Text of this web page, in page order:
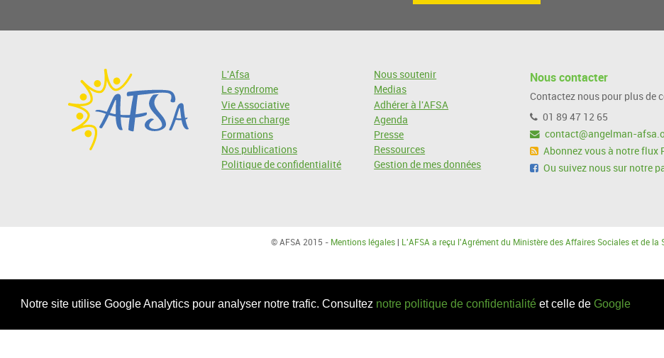
Notre site utilise Google Analytics pour analyser notre trafic. Consultez notre politique de confidentialitéet celle de Google
L'Afsa
Le syndrome
Vie Associative
Prise en charge
Formations
Nos publications
Politique de confidentialité
Nous soutenir
Medias
Adhérer à l'AFSA
Agenda
Presse
Ressources
Gestion de mes données
Nous contacter
Contactez nous pour plus de
01 89 47 12 65
contact@angelman-
Abonnez vous à notre flux
Ou suivez nous sur notre
© AFSA 2015 - Mentions légales| L'AFSA a reçu l'Agrément du Ministère des Affaires Sociales et de la